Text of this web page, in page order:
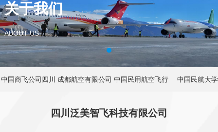
关于我们
ABOUT US
中国商飞公司四川 成都航空有限公司 中国民用航空飞行 中国民航大学
四川泛美智飞科技有限公司